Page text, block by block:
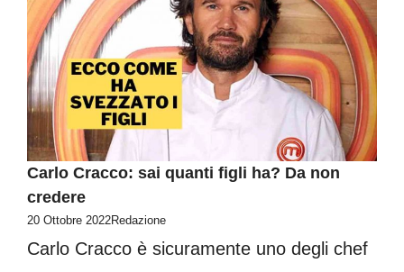
Carlo Cracco: sai quanti figli ha? Da non
credere
20 Ottobre 2022Redazione
Carlo Cracco è sicuramente uno degli chef